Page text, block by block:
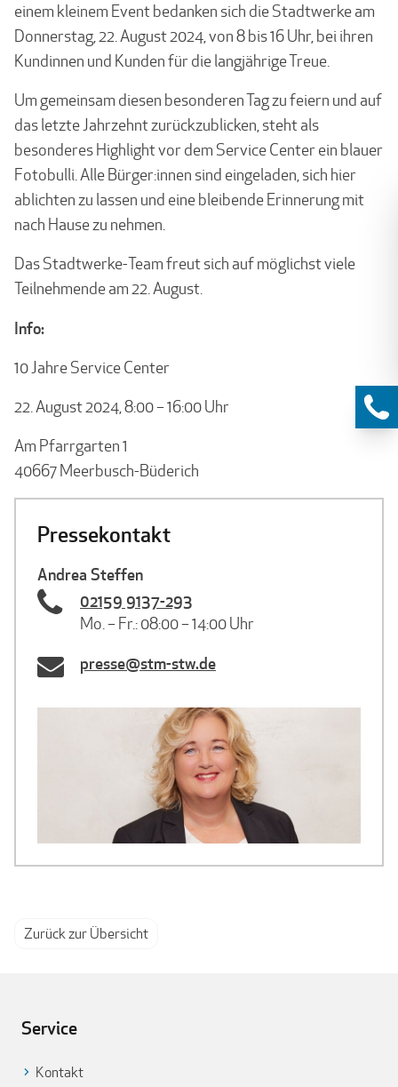
einem kleinem Event bedanken sich die Stadtwerke am
Donnerstag, 22. August 2024, von 8 bis 16 Uhr, bei ihren
Kundinnen und Kunden für die langjährige Treue.
Um gemeinsam diesen besonderen Tag zu feiern und auf
das letzte Jahrzehnt zurückzublicken, steht als
besonderes Highlight vor dem Service Center ein blauer
Fotobulli. Alle Bürger:innen sind eingeladen, sich hier
ablichten zu lassen und eine bleibende Erinnerung mit
nach Hause zu nehmen.
Das Stadtwerke-Team freut sich auf möglichst viele
Teilnehmende am 22. August.
Info:
10 Jahre Service Center
22. August 2024, 8:00 – 16:00 Uhr
Am Pfarrgarten 1
40667 Meerbusch-Büderich
Pressekontakt
Andrea Steffen
02159 9137-293
Mo. – Fr.: 08:00 – 14:00 Uhr
presse@stm-stw.de
Zurück zur Übersicht
Service
Kontakt